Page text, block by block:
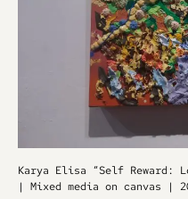
Karya Elisa “Self Reward:
| Mixed media on canvas |